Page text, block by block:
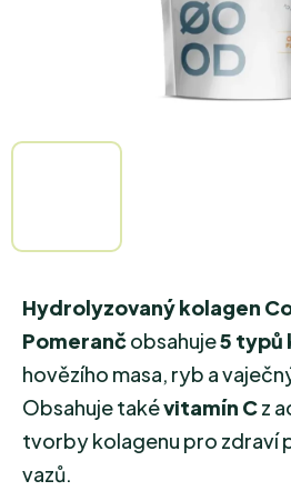
Hydrolyzovaný kolagen
Pomerančobsahuje5 typů
hovězího masa, ryb a
Obsahuje takévitamín Cz
tvorby kolagenu pro zdraví
vazů.